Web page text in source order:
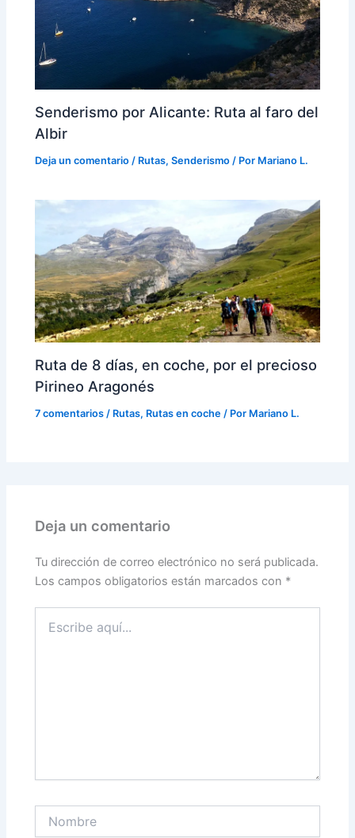
Senderismo por Alicante: Ruta al faro del
Albir
Deja un comentario / Rutas,Senderismo / Por Mariano L.
Ruta de 8 días, en coche, por el precioso
Pirineo Aragonés
7 comentarios / Rutas, Rutas en coche / Por Mariano L.
Deja un comentario
Tu dirección de correo electrónico no será publicada.
Los campos obligatorios están marcados con *
aquí...